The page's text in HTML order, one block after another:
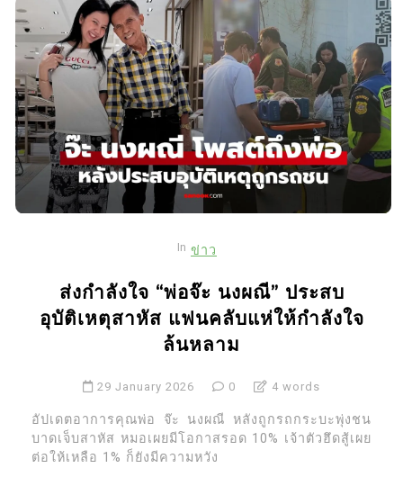
In ข่าว
ส่งกำลังใจ “พ่อจ๊ะ นงผณี” ประสบ
อุบัติเหตุสาหัส แฟนคลับแห่ให้กำลังใจ
ล้นหลาม
29 January 2026 0 4 words
อัปเดตอาการคุณพ่อ จ๊ะ นงผณี หลังถูกรถกระบะพุ่งชน
บาดเจ็บสาหัส หมอเผยมีโอกาสรอด 10% เจ้าตัวฮึดสู้เผย
ต่อให้เหลือ 1% ก็ยังมีความหวัง